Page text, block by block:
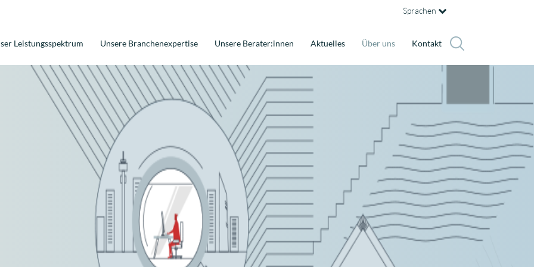
Sprachen
Leistungsspektrum Unsere Branchenexpertise Unsere Berater:innen Aktuelles Über uns Kontakt